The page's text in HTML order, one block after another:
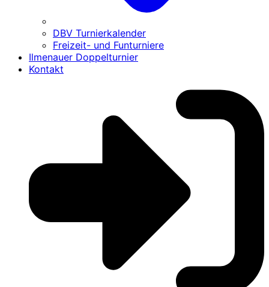
DBV Turnierkalender
Freizeit- und Funturniere
Ilmenauer Doppelturnier
Kontakt